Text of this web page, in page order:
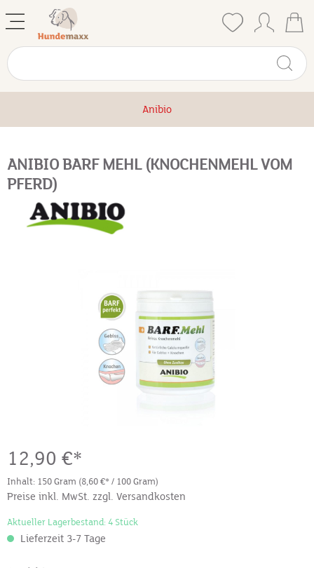
Anibio
ANIBIO BARF MEHL (KNOCHENMEHL VOM
PFERD)
12,90 €*
Inhalt: 150 Gram (8,60 €* / 100 Gram)
Preise inkl. MwSt. zzgl. Versandkosten
Aktueller Lagerbestand: 4 Stück
Lieferzeit 3-7 Tage